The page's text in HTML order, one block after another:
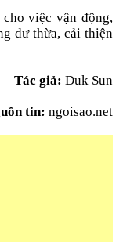
việc vận động,
dư thừa, cải thiện
Tác giả: Duk Sun
tin: ngoisao.net